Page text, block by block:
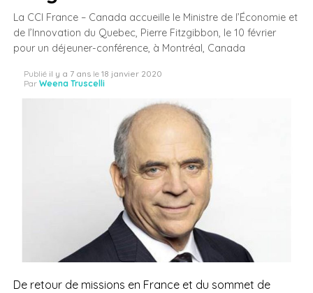
La CCI France – Canada accueille le Ministre de l’Économie et
de l’Innovation du Quebec, Pierre Fitzgibbon, le 10 février
pour un déjeuner-conférence, à Montréal, Canada
Publié il y a 7 ans le 18 janvier 2020
Par Weena Truscelli
De retour de missions en France et du sommet de